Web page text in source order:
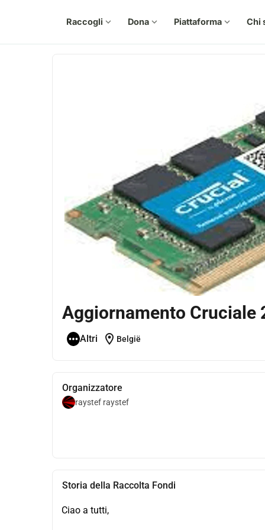
Raccogli expand_more Dona expand_more Piattaforma expand_more Chi
Aggiornamento Cruciale
Altri location_on België
Organizzatore
raystef raystef
Storia della Raccolta Fondi
Ciao a tutti,